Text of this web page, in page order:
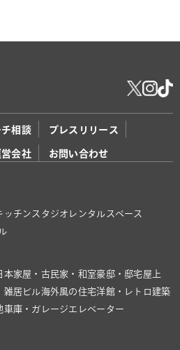
相談 プレスリリース
営会社
お問い合わせ
ッチンスタジオ レンタルスペース
本家屋・古民家・和室豪邸・邸宅屋上
雑居ビル海外風の住宅洋館・レトロ建築
車庫・ガレージ エレベーター